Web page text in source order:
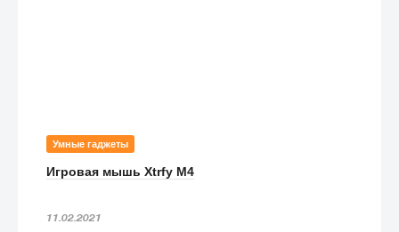
Умные гаджеты
Игровая мышь Xtrfy M4
11.02.2021